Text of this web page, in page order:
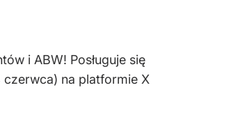
i ABW! Posługuje się
czerwca) na platformie X